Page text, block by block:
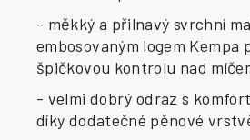
- měkký a přilnavý svrchní
embosovaným logem Kempa
špičkovou kontrolu nad
- velmi dobrý odraz s
díky dodatečné pěnové